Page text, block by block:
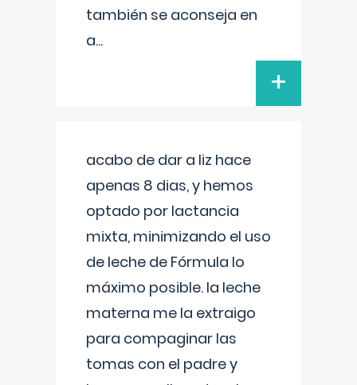
también se aconseja en
a...
+
acabo de dar a liz hace
apenas 8 dias, y hemos
optado por lactancia
mixta, minimizando el uso
de leche de Fórmula lo
máximo posible. la leche
materna me la extraigo
para compaginar las
tomas con el padre y